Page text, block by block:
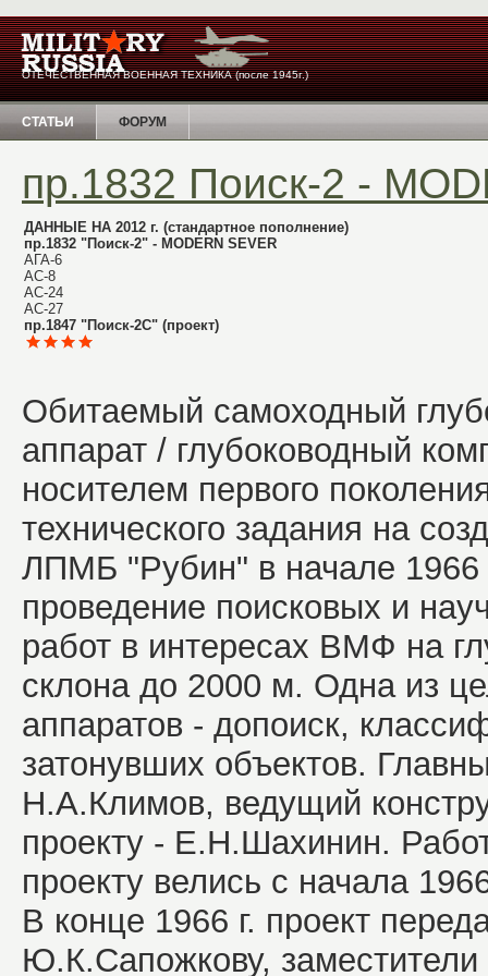
ОТЕЧЕСТВЕННАЯ ВОЕННАЯ ТЕХНИКА (после 1945г.)
СТАТЬИ ФОРУМ
пр.1832 Поиск-2 -
ДАННЫЕ НА 2012 г. (стандартное пополнение)
пр.1832 "Поиск-2" - MODERN SEVER
АГА-6
АС-8
АС-24
АС-27
пр.1847 "Поиск-2С" (проект)
Обитаемый самоходный
аппарат / глубоководный
носителем первого
технического задания на
ЛПМБ "Рубин" в начале 1966
проведение поисковых и
работ в интересах ВМФ на
склона до 2000 м. Одна из
аппаратов - допоиск,
затонувших объектов.
Н.А.Климов, ведущий
проекту - Е.Н.Шахинин.
проекту велись с начала
В конце 1966 г. проект
Ю.К.Сапожкову, заместители